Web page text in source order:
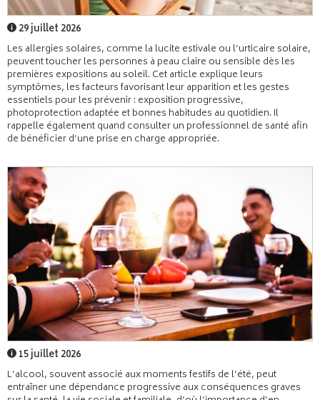
29 juillet 2026
Les allergies solaires, comme la lucite estivale ou l’urticaire solaire,
peuvent toucher les personnes à peau claire ou sensible dès les
premières expositions au soleil. Cet article explique leurs
symptômes, les facteurs favorisant leur apparition et les gestes
essentiels pour les prévenir : exposition progressive,
photoprotection adaptée et bonnes habitudes au quotidien. Il
rappelle également quand consulter un professionnel de santé afin
de bénéficier d’une prise en charge appropriée.
15 juillet 2026
L’alcool, souvent associé aux moments festifs de l’été, peut
entraîner une dépendance progressive aux conséquences graves